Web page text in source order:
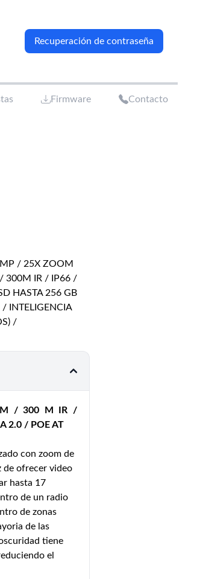
Recuperación de contraseña
Firmware Contacto
/ 25X ZOOM
300M IR / IP66 /
HASTA 256 GB
INTELIGENCIA
/
/ 300 M IR /
2.0 / POE AT
con zoom de
de ofrecer video
hasta 17
de un radio
de zonas
de las
tiene
el